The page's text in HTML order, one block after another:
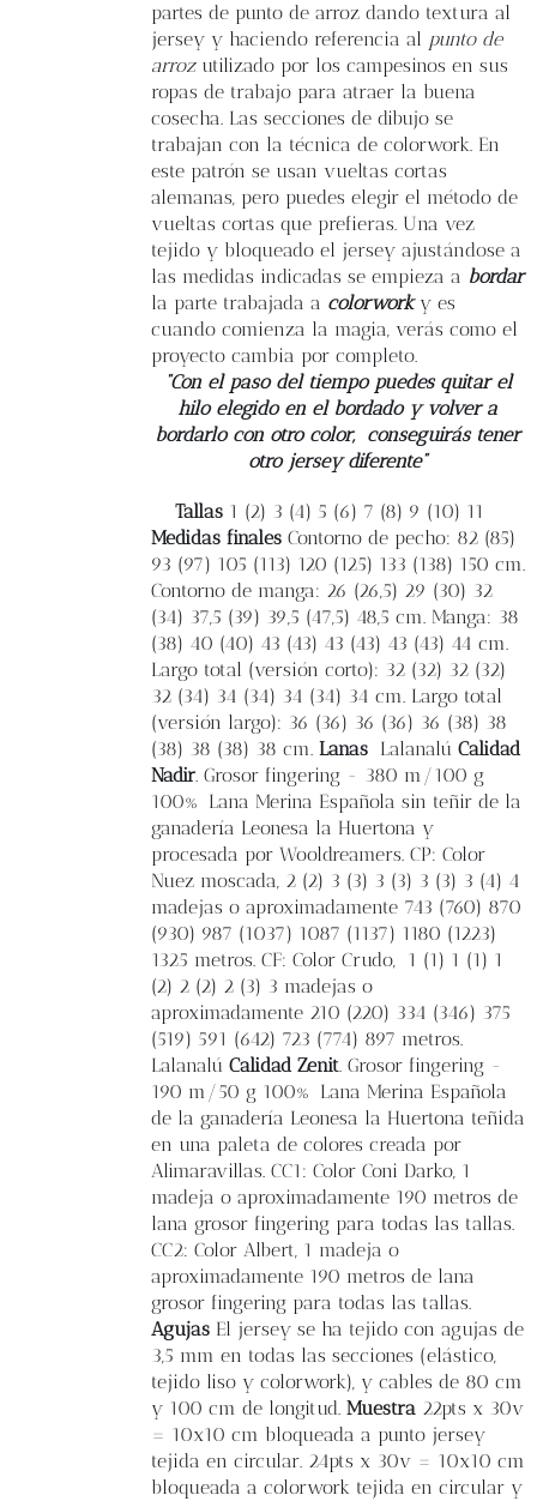
Newsletter
Carrito
partes de punto de arroz dando textura al
jersey y haciendo referencia al punto de
arrozutilizado por los campesinos en sus
ropas de trabajo para atraer la buena
cosecha. Las secciones de dibujo se
trabajan con la técnica de colorwork. En
este patrón se usan vueltas cortas
alemanas, pero puedes elegir el método de
vueltas cortas que prefieras. Una vez
tejido y bloqueado el jersey ajustándose a
las medidas indicadas se empieza a bordar
la parte trabajada a colorwork y es
cuando comienza la magia, verás como el
proyecto cambia por completo.
“Con el paso del tiempo puedes quitar el
hilo elegido en el bordado y volver a
bordarlo con otro color, conseguirás tener
otro jersey diferente”
Tallas1 (2) 3 (4) 5 (6) 7 (8) 9 (10) 11
Medidas finalesContorno de pecho: 82 (85)
93 (97) 105 (113) 120 (125) 133 (138) 150 cm.
Contorno de manga: 26 (26,5) 29 (30) 32
(34) 37,5 (39) 39,5 (47,5) 48,5 cm. Manga: 38
(38) 40 (40) 43 (43) 43 (43) 43 (43) 44 cm.
Largo total (versión corto): 32 (32) 32 (32)
32 (34) 34 (34) 34 (34) 34 cm. Largo total
(versión largo): 36 (36) 36 (36) 36 (38) 38
(38) 38 (38) 38 cm. Lanas Lalanalú Calidad
Nadir. Grosor fingering - 380 m/100 g
100% Lana Merina Española sin teñir de la
ganadería Leonesa la Huertona y
procesada por Wooldreamers. CP: Color
Nuez moscada, 2 (2) 3 (3) 3 (3) 3 (3) 3 (4) 4
madejas o aproximadamente 743 (760) 870
(930) 987 (1037) 1087 (1137) 1180 (1223)
1325 metros. CF: Color Crudo, 1 (1) 1 (1) 1
(2) 2 (2) 2 (3) 3 madejas o
aproximadamente 210 (220) 334 (346) 375
(519) 591 (642) 723 (774) 897 metros.
Lalanalú Calidad Zenit. Grosor fingering -
190 m/50 g 100% Lana Merina Española
de la ganadería Leonesa la Huertona teñida
en una paleta de colores creada por
Alimaravillas. CC1: Color Coni Darko, 1
madeja o aproximadamente 190 metros de
lana grosor fingering para todas las tallas.
CC2: Color Albert, 1 madeja o
aproximadamente 190 metros de lana
grosor fingering para todas las tallas.
Agujas El jersey se ha tejido con agujas de
3,5 mm en todas las secciones (elástico,
tejido liso y colorwork), y cables de 80 cm
y 100 cm de longitud. Muestra 22pts x 30v
= 10x10 cm bloqueada a punto jersey
tejida en circular. 24pts x 30v = 10x10 cm
bloqueada a colorwork tejida en circular y